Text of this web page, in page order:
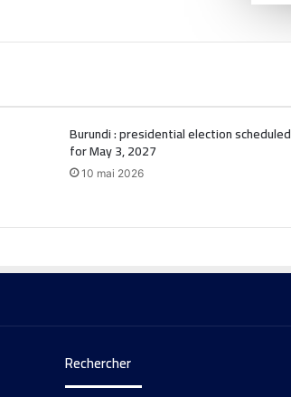
Burundi : presidential election scheduled
for May 3, 2027
10 mai 2026
Rechercher